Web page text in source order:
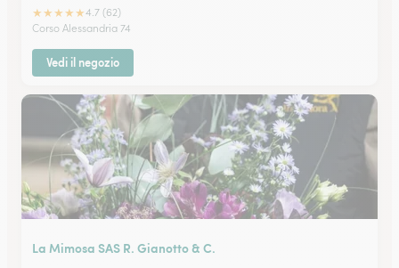
★★★★★4.7 (62)
Corso Alessandria 74
Vedi il negozio
La Mimosa SAS R. Gianotto & C.